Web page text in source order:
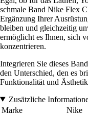
schmale Band Nike Flex
Ergänzung Ihrer
bleiben und gleichzeitig
ermöglicht es Ihnen, sich
konzentrieren.
Integrieren Sie dieses
den Unterschied, den es
Funktionalität und
Zusätzliche
Marke
Nike